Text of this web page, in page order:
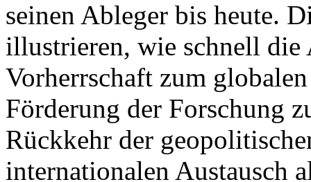
seinen Ableger bis heute.
illustrieren, wie schnell die
Vorherrschaft zum
Förderung der Forschung
Rückkehr der
internationalen Austausch